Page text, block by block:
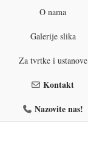
O nama
Galerije slika
Za tvrtke i ustanove
Kontakt
Nazovite nas!